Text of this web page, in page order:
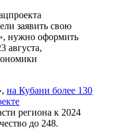
заявить свою
нужно оформить
августа,
на Кубани более 130
региона к 2024
до 248.